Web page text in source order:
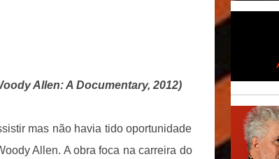
Allen: A Documentary, 2012)
mas não havia tido oportunidade
Allen. A obra foca na carreira do